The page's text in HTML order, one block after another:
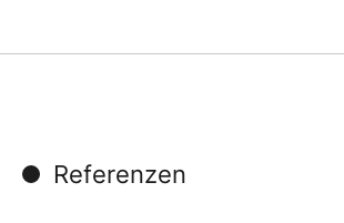
Referenzen